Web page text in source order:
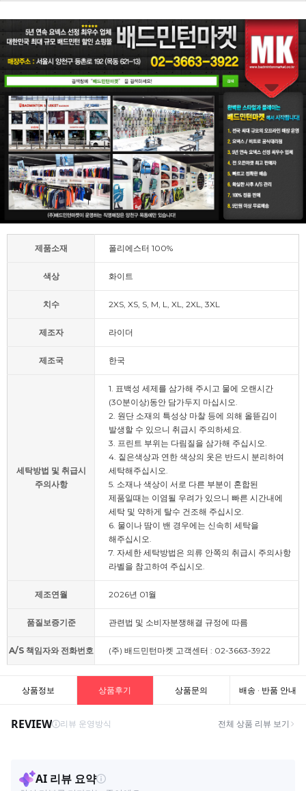
제품소재 폴리에스터 100%
색상 화이트
치수 2XS, XS, S, M, L, XL, 2XL, 3XL
제조자 라이더
제조국 한국
세탁방법 및 취급시
주의사항
1. 표백성 세제를 삼가해 주시고 물에 오랜시간
(30분이상)동안 담가두지 마십시오.
2. 원단 소재의 특성상 마찰 등에 의해 올뜯김이
발생할 수 있으니 취급시 주의하세요.
3. 프린트 부위는 다림질을 삼가해 주십시오.
4. 짙은색상과 연한 색상의 옷은 반드시 분리하여
세탁해주십시오.
5. 소재나 색상이 서로 다른 부분이 혼합된
제품일때는 이염될 우려가 있으니 빠른 시간내에
세탁 및 약하게 탈수 건조해 주십시오.
6. 물이나 땀이 밴 경우에는 신속히 세탁을
해주십시오.
7. 자세한 세탁방법은 의류 안쪽의 취급시 주의사항
라벨을 참고하여 주십시오.
제조연월 2026년 01월
품질보증기준 관련법 및 소비자분쟁해결 규정에 따름
A/S 책임자와 전화번호 (주) 배드민턴마켓 고객센터 : 02-3663-3922
상품정보 상품후기 상품문의 배송 · 반품 안내